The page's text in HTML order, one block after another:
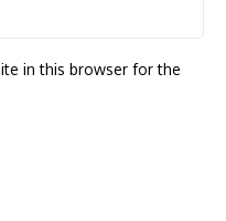
in this browser for the